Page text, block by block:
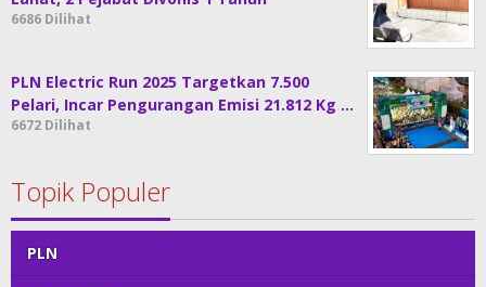
6686 Dilihat
PLN Electric Run 2025 Targetkan 7.500
Pelari, Incar Pengurangan Emisi 21.812 Kg …
6672 Dilihat
Topik Populer
PLN